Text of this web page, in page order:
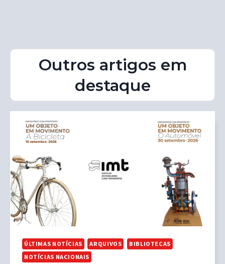
Outros artigos em
destaque
ÚLTIMAS NOTÍCIAS ARQUIVOS
BIBLIOTECAS
NOTÍCIAS NACIONAIS